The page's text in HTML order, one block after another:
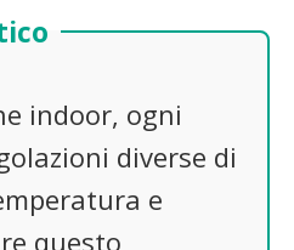
indoor, ogni
diverse di
e
questo